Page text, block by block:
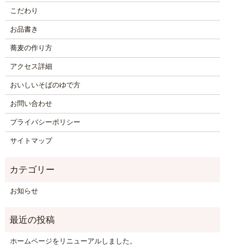
こだわり
お品書き
蕎麦の作り方
アクセス詳細
おいしいそばのゆで方
お問い合わせ
プライバシーポリシー
サイトマップ
お知らせ
ホームページをリニューアルしました。